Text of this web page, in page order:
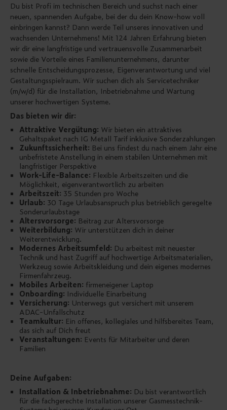
Du bist Profi im technischen Bereich und suchst nach einer
neuen, spannenden Aufgabe, bei der du dein Know-how voll
einbringen kannst? Dann werde Teil unseres innovativen und
wachsenden Unternehmens! Mit 124 Jahren Erfahrung bieten
wir dir eine langfristige und vertrauensvolle Zusammenarbeit
sowie die Vorteile eines Familienunternehmens, darunter
schnelle Entscheidungsprozesse, Eigenverantwortung und viel
Gestaltungsspielraum. Wir suchen dich als Servicetechniker
(m/w/d) für die Installation, Inbetriebnahme und Wartung
unserer hochwertigen Systeme.
Das bieten wir dir:
Attraktive Vergütung: Wir bieten ein attraktives
Gehaltspaket nach IG Metall Tarif inklusive Sonderzahlungen
Zukunftssicherheit: Bei uns findest du nach einem Jahr eine
unbefristete Anstellung in einem stabilen Unternehmen mit
langfristiger Perspektive
Work-Life-Balance: Flexible Arbeitszeiten und die
Möglichkeit, eigenverantwortlich zu arbeiten
Arbeitszeit: 35 Stunden pro Woche
Urlaub: 30 Tage Urlaubsanspruch plus betrieblich geregelte
Sonderurlaubstage
Altersvorsorge: Beitrag zur Altersvorsorge
Weiterbildung: Wir unterstützen dich in deiner
Weiterentwicklung.
Modernes Arbeitsumfeld: Du arbeitest mit neuester
Technik und hast Zugriff auf hochwertige Arbeitsmaterialien,
Werkzeug sowie Arbeitskleidung und dein eigenes modernes
Firmenfahrzeug.
Mobiles Arbeiten: firmeneigener Laptop
Onboarding: Individuelle Einarbeitung
Versicherung: Unterwegs gut versichert mit unserem
ADAC-Unfallschutz
Teamkultur: Ein offenes, kollegiales und hilfsbereites Team,
das sich auf Dich freut
Veranstaltungen: Events für Mitarbeiter und deren
Familien
Deine Aufgaben:
Installation & Inbetriebnahme: Du bist verantwortlich
für die fachgerechte Installation unserer Gasmesstechnik-